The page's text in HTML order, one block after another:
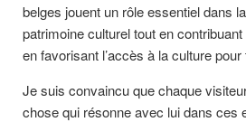
belges jouent un rôle essentiel dans
patrimoine culturel tout en
en favorisant l’accès à la culture pour
Je suis convaincu que chaque
chose qui résonne avec lui dans ces